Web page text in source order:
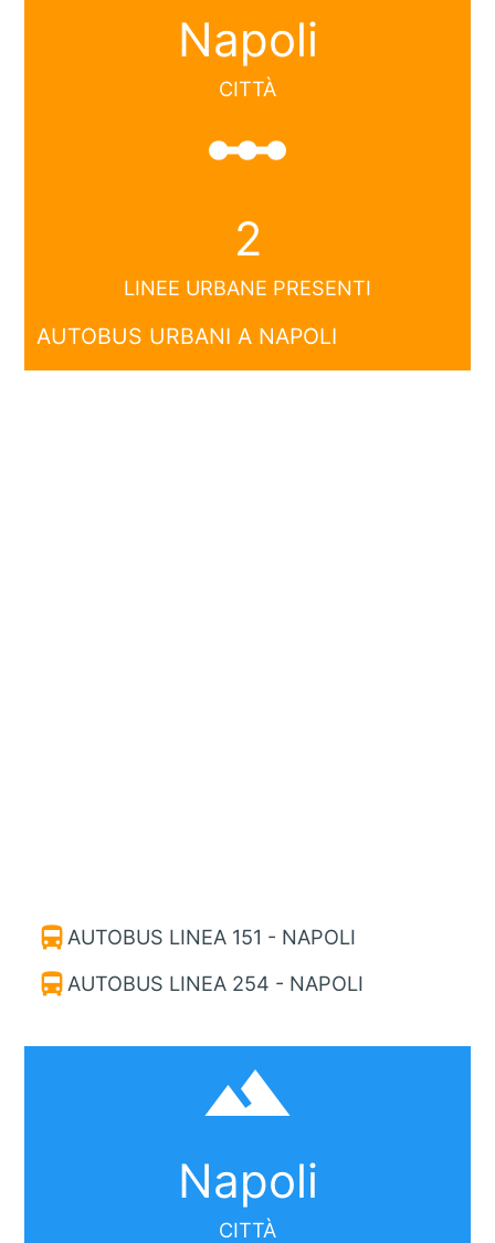
Napoli
CITTÀ
linear_scale
2
LINEE URBANE PRESENTI
AUTOBUS URBANI A NAPOLI
directions_bus AUTOBUS LINEA 151 - NAPOLI
directions_bus AUTOBUS LINEA 254 - NAPOLI
filter_hdr
Napoli
CITTÀ